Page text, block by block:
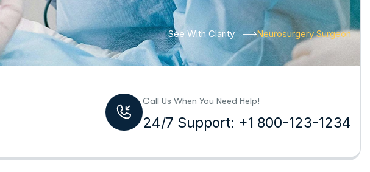
See With Clarity Neurosurgery Surgeon
Call Us When You Need Help!
24/7 Support: +1 800-123-1234